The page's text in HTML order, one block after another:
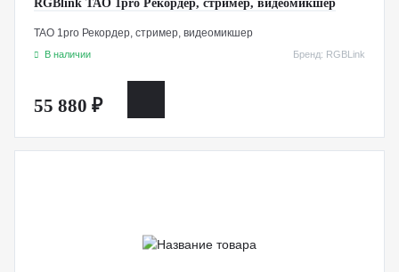
RGBlink TAO 1pro Рекордер, стример, видеомикшер
TAO 1pro Рекордер, стример, видеомикшер
В наличии Бренд: RGBLink
55 880 ₽